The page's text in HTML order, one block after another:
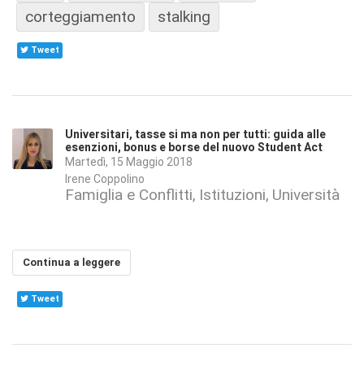
corteggiamento
stalking
Tweet
Universitari, tasse si ma non per tutti: guida alle
esenzioni, bonus e borse del nuovo Student Act
Martedì, 15 Maggio 2018
Irene Coppolino
Famiglia e Conflitti Istituzioni Università
Continua a leggere
Tweet